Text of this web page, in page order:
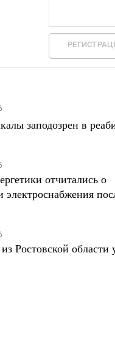
заподозрен в
отчитались о
электроснабжения
Ростовской области